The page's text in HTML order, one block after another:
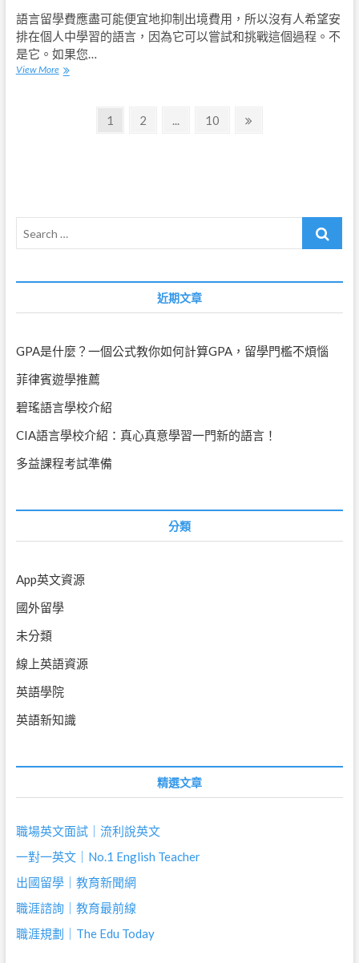
語言留學費應盡可能便宜地抑制出境費用，所以沒有人希望安
排在個人中學習的語言，因為它可以嘗試和挑戰這個過程。不
是它。如果您…
View More我
要
的
件
Page
1 Page
2 ... Page
10
Next
Search
近期文章
GPA是什麼？一個公式教你如何計算GPA，留學門檻不煩惱
菲律賓遊學推薦
碧瑤語言學校介紹
CIA語言學校介紹：真心真意學習一門新的語言！
多益課程考試準備
分類
App英文資源
國外留學
未分類
線上英語資源
英語學院
英語新知識
精選文章
職場英文面試｜流利說英文
一對一英文｜No.1 English Teacher
出國留學｜教育新聞網
職涯諮詢｜教育最前線
職涯規劃｜The Edu Today